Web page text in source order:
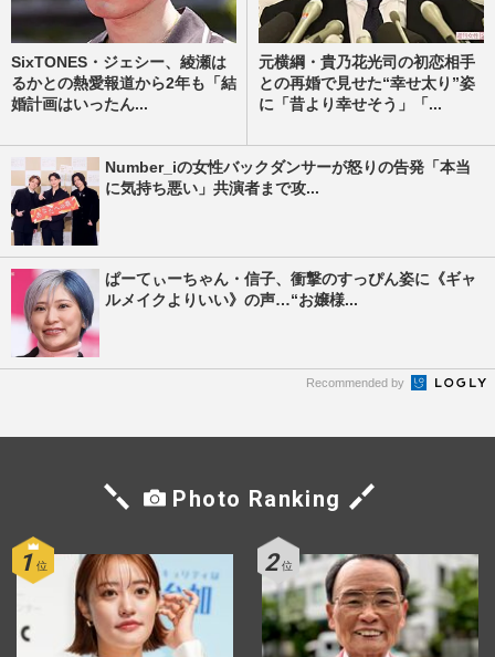
SixTONES・ジェシー、綾瀬は
るかとの熱愛報道から2年も「結
婚計画はいったん...
元横綱・貴乃花光司の初恋相手
との再婚で見せた“幸せ太り”姿
に「昔より幸せそう」「...
Number_iの女性バックダンサーが怒りの告発「本当
に気持ち悪い」共演者まで攻...
ぱーてぃーちゃん・信子、衝撃のすっぴん姿に《ギャ
ルメイクよりいい》の声…“お嬢様...
Recommended by
Photo Ranking